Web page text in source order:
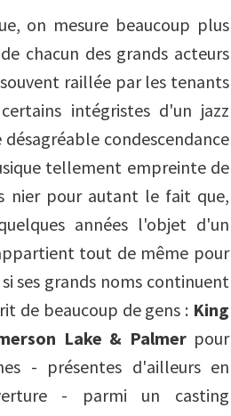
on mesure beaucoup plus
chacun des grands acteurs
raillée par les tenants
intégristes d'un jazz
condescendance
tellement empreinte de
nier pour autant le fait que,
années l'objet d'un
tout de même pour
ses grands noms continuent
de beaucoup de gens : King
Lake & Palmerpour
- présentes d'ailleurs en
- parmi un casting